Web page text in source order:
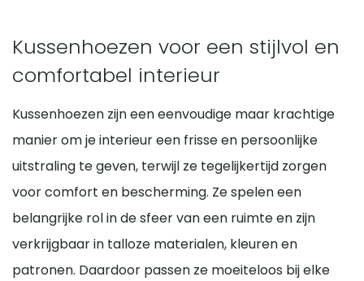
Kussenhoezen voor een stijlvol en
comfortabel interieur
Kussenhoezen zijn een eenvoudige maar krachtige
manier om je interieur een frisse en persoonlijke
uitstraling te geven, terwijl ze tegelijkertijd zorgen
voor comfort en bescherming. Ze spelen een
belangrijke rol in de sfeer van een ruimte en zijn
verkrijgbaar in talloze materialen, kleuren en
patronen. Daardoor passen ze moeiteloos bij elke